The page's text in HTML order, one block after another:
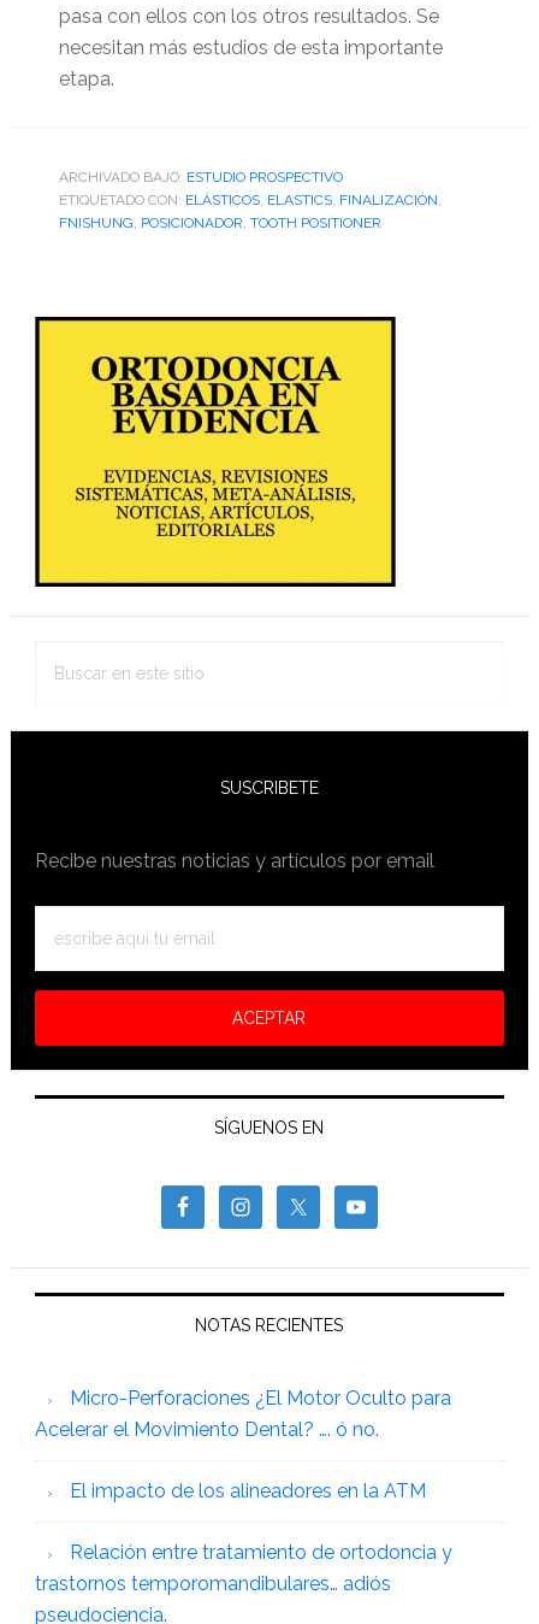
pasa con ellos con los otros resultados. Se
necesitan más estudios de esta importante
etapa.
ARCHIVADO BAJO: ESTUDIO PROSPECTIVO
ETIQUETADO CON: ELÁSTICOS, ELASTICS, FINALIZACIÓN,
FNISHUNG, POSICIONADOR, TOOTH POSITIONER
Barra
lateral
primaria
SUSCRIBETE
Recibe nuestras noticias y artículos por email
SÍGUENOS EN
NOTAS RECIENTES
Micro-Perforaciones ¿El Motor Oculto para
Acelerar el Movimiento Dental? …. ó no.
El impacto de los alineadores en la ATM
Relación entre tratamiento de ortodoncia y
trastornos temporomandibulares… adiós
pseudociencia.